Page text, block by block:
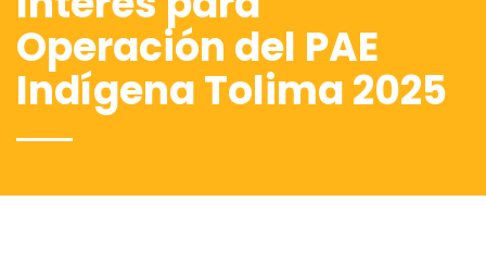
Operación del PAE
Indígena Tolima 2025